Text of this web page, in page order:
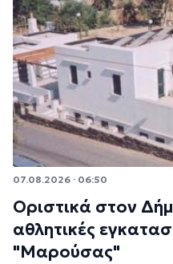
07.08.2026 · 06:50
Οριστικά στον
αθλητικές
"Μαρούσας"